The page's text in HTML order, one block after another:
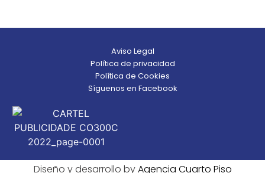
Aviso Legal
Política de privacidad
Política de Cookies
Síguenos en Facebook
Diseño y desarrollo byAgencia Cuarto Piso